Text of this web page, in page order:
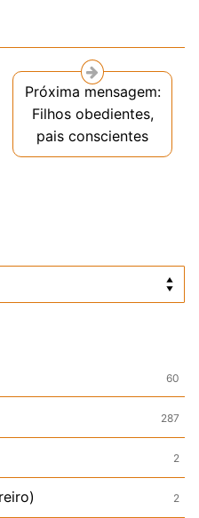
Próxima mensagem:
Filhos obedientes,
pais conscientes
60
287
2
2